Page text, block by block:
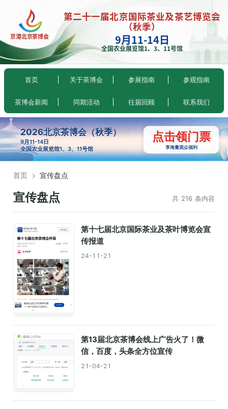
京港北京茶博会
第二十一届北京国际茶业及茶艺博览会
（秋季）
9月11-14日
全国农业展览馆1、3、11号馆
首页 关于茶博会 参展指南 参观指南
茶博会新闻 同期活动 往届回顾 联系我们
2026北京茶博会（秋季）
9月11-14日
全国农业展览馆1、3、11号馆
点击领门票
享海量观众福利
首页 宣传盘点
宣传盘点 共 216 条内容
第十七届北京国际茶业及茶叶博览会宣
传报道
24-11-21
第13届北京茶博会线上广告火了！微
信，百度，头条全方位宣传
21-04-21